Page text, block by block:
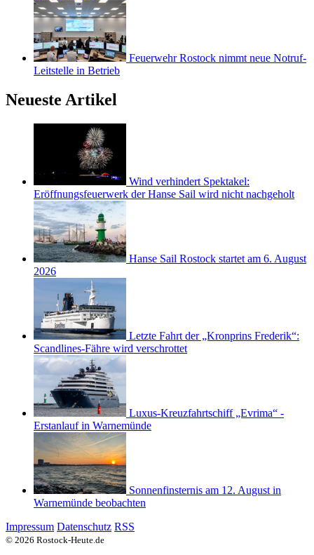
Feuerwehr Rostock nimmt neue Notruf-
Leitstelle in Betrieb
Neueste Artikel
Wind verhindert Spektakel:
Eröffnungsfeuerwerk der Hanse Sail wird nicht nachgeholt
Hanse Sail Rostock startet am 6. August
2026
Letzte Fahrt der „Kronprins Frederik“:
Scandlines-Fähre wird verschrottet
Luxus-Kreuzfahrtschiff „Evrima“ -
Erstanlauf in Warnemünde
Sonnenfinsternis am 12. August in
Warnemünde beobachten
Impressum Datenschutz RSS
© 2026 Rostock-Heute.de